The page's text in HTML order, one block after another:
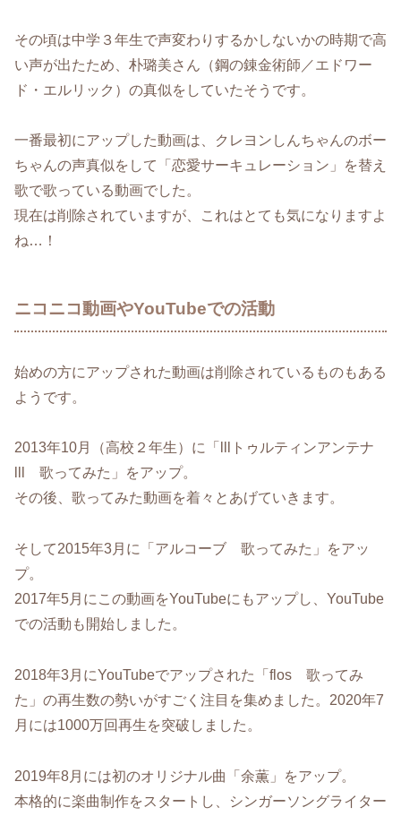
その頃は中学３年生で声変わりするかしないかの時期で高
い声が出たため、朴璐美さん（鋼の錬金術師／エドワー
ド・エルリック）の真似をしていたそうです。
一番最初にアップした動画は、クレヨンしんちゃんのボー
ちゃんの声真似をして「恋愛サーキュレーション」を替え
歌で歌っている動画でした。
現在は削除されていますが、これはとても気になりますよ
ね…！
ニコニコ動画やYouTubeでの活動
始めの方にアップされた動画は削除されているものもある
ようです。
2013年10月（高校２年生）に「lllトゥルティンアンテナ
lll 歌ってみた」をアップ。
その後、歌ってみた動画を着々とあげていきます。
そして2015年3月に「アルコーブ 歌ってみた」をアッ
プ。
2017年5月にこの動画をYouTubeにもアップし、YouTube
での活動も開始しました。
2018年3月にYouTubeでアップされた「flos 歌ってみ
た」の再生数の勢いがすごく注目を集めました。2020年7
月には1000万回再生を突破しました。
2019年8月には初のオリジナル曲「余薫」をアップ。
本格的に楽曲制作をスタートし、シンガーソングライター